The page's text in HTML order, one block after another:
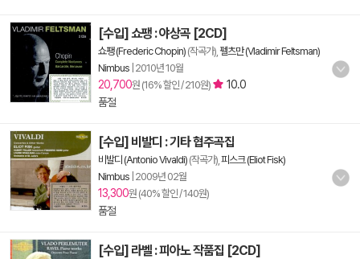
[수입] 쇼팽 : 야상곡 [2CD]
쇼팽 (Frederic Chopin) (작곡가), 펠츠만 (Vladimir Feltsman)
Nimbus 2010년 10월
20,700원 (16% 할인 / 210원)
10.0
품절
[수입] 비발디 : 기타 협주곡집
비발디 (Antonio Vivaldi) (작곡가), 피스크 (Eliot Fisk)
Nimbus 2009년 02월
13,300원 (40% 할인 / 140원)
품절
[수입] 라벨 : 피아노 작품집 [2CD]